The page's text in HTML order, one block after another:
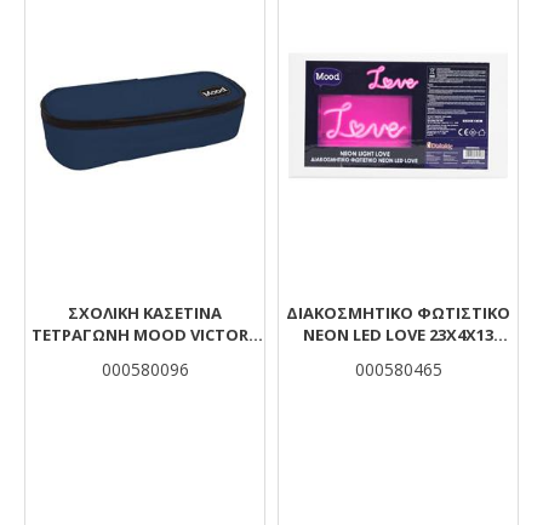
ΣΧΟΛΙΚΉ ΚΑΣΕΤΊΝΑ
ΤΕΤΡΆΓΩΝΗ MOOD VICTORY
000580096
ΔΙΑΚΟΣΜΗΤΙΚΟ ΦΩΤΙΣΤΙΚΟ
NEON LED LOVE 23X4X13
000580465